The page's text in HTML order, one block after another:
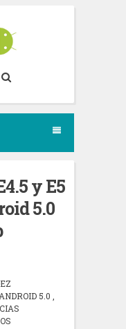
y E5
5.0
ANDROID 5.0